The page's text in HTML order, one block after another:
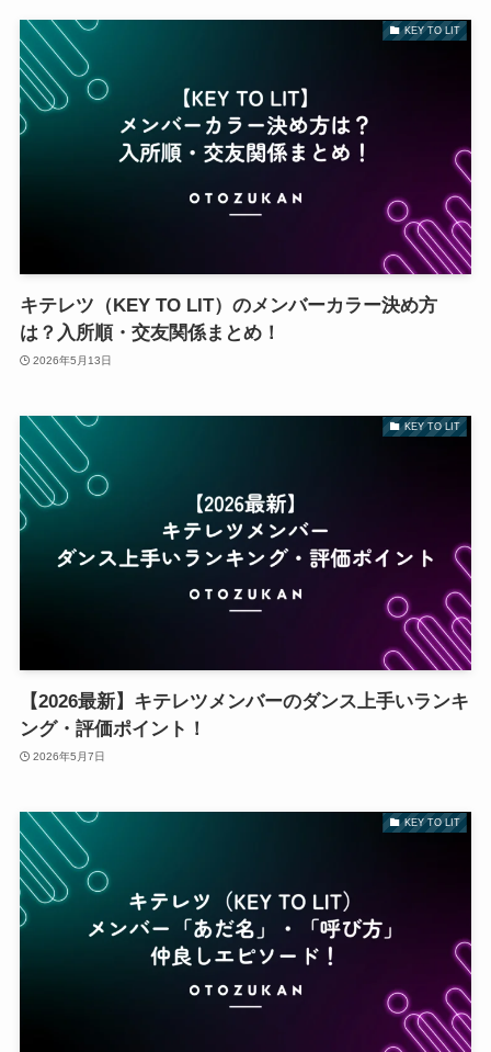
KEY TO LIT
キテレツ（KEY TO LIT）のメンバーカラー決め方
は？入所順・交友関係まとめ！
2026年5月13日
KEY TO LIT
【2026最新】キテレツメンバーのダンス上手いランキ
ング・評価ポイント！
2026年5月7日
KEY TO LIT